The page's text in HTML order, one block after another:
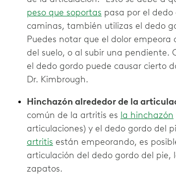
peso que soportas pasa por el
caminas, también utilizas el dedo
Puedes notar que el dolor
del suelo, o al subir una pendiente.
el dedo gordo puede causar cierto
Dr. Kimbrough.
Hinchazón alrededor de la
común de la artritis es la hinchazón
articulaciones) y el dedo gordo del
artritis están empeorando, es
articulación del dedo gordo del pie,
zapatos.